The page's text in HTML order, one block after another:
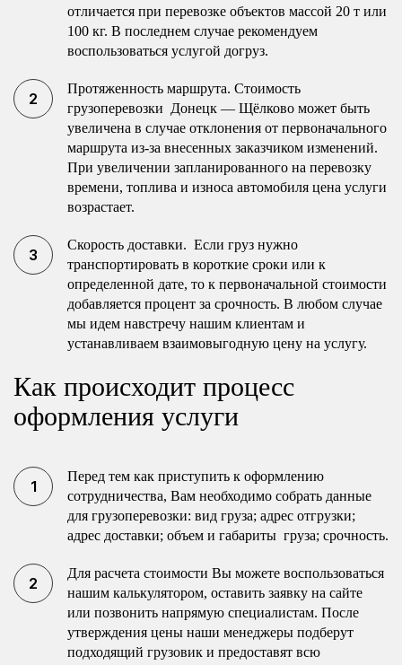
отличается при перевозке объектов массой 20 т или
100 кг. В последнем случае рекомендуем
воспользоваться услугой догруз.
Протяженность маршрута. Стоимость
грузоперевозки Донецк — Щёлково может быть
увеличена в случае отклонения от первоначального
маршрута из-за внесенных заказчиком изменений.
При увеличении запланированного на перевозку
времени, топлива и износа автомобиля цена услуги
возрастает.
Скорость доставки. Если груз нужно
транспортировать в короткие сроки или к
определенной дате, то к первоначальной стоимости
добавляется процент за срочность. В любом случае
мы идем навстречу нашим клиентам и
устанавливаем взаимовыгодную цену на услугу.
Как происходит процесс
оформления услуги
Перед тем как приступить к оформлению
сотрудничества, Вам необходимо собрать данные
для грузоперевозки: вид груза; адрес отгрузки;
адрес доставки; объем и габариты груза; срочность.
Для расчета стоимости Вы можете воспользоваться
нашим калькулятором, оставить заявку на сайте
или позвонить напрямую специалистам. После
утверждения цены наши менеджеры подберут
подходящий грузовик и предоставят всю